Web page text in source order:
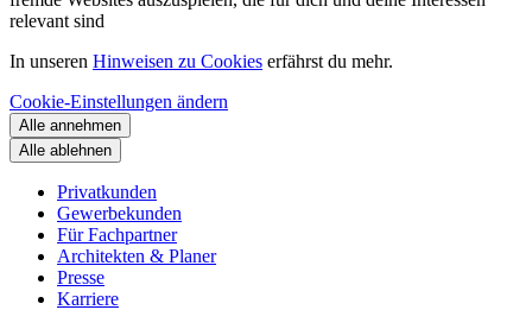
relevant sind
In unseren Hinweisen zu Cookies erfährst du mehr.
Cookie-Einstellungen ändern
Alle annehmen
Alle ablehnen
Privatkunden
Gewerbekunden
Für Fachpartner
Architekten & Planer
Presse
Karriere